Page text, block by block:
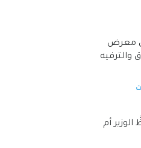
معرض
والترفيه
أم